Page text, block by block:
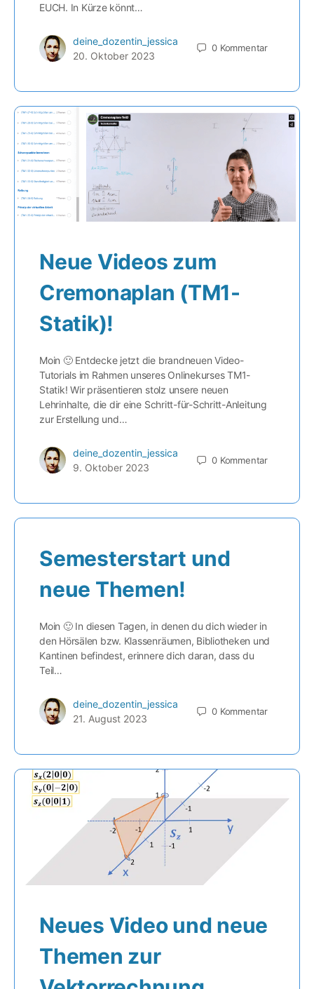
EUCH. In Kürze könnt…
deine_dozentin_jessica
20. Oktober 2023
0 Kommentar
Neue Videos zum
Cremonaplan (TM1-
Statik)!
Moin 🙂 Entdecke jetzt die brandneuen Video-
Tutorials im Rahmen unseres Onlinekurses TM1-
Statik! Wir präsentieren stolz unsere neuen
Lehrinhalte, die dir eine Schritt-für-Schritt-Anleitung
zur Erstellung und…
deine_dozentin_jessica
9. Oktober 2023
0 Kommentar
Semesterstart und
neue Themen!
Moin 🙂 In diesen Tagen, in denen du dich wieder in
den Hörsälen bzw. Klassenräumen, Bibliotheken und
Kantinen befindest, erinnere dich daran, dass du
Teil…
deine_dozentin_jessica
21. August 2023
0 Kommentar
Neues Video und neue
Themen zur